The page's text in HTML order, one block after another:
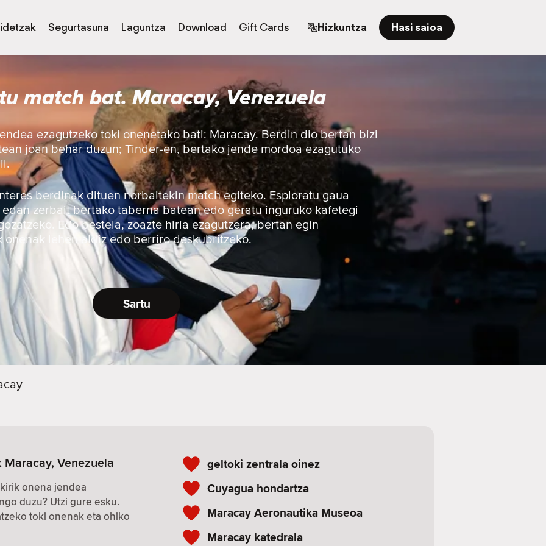
Segurtasuna Laguntza Download Gift Cards Hizkuntza Hasi saioa
match bat. Maracay, Venezuela
ezagutzeko toki onenetako bati: Maracay. Berdin dio bertan bizi
joan behar duzun; Tinder-en, bertako jende mordoa ezagutuko
berdinak dituen norbaitekin match egiteko. Esploratu gaua
edan zerbait bertako taberna batean edo geratu inguruko kafetegi
Edo bestela, zoazte hiria ezagutzera, bertan egin
onenak lehen aldiz edo berriro deskubritzeko.
Sartu
Venezuela
onena jendea
duzu? Utzi gure esku.
toki onenak eta ohiko
geltoki zentrala oinez
Cuyagua hondartza
Maracay Aeronautika Museoa
Maracay katedrala